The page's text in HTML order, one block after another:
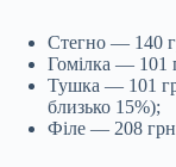
Стегно — 140
Гомілка — 101
Тушка — 101
близько 15%);
Філе — 208 грн